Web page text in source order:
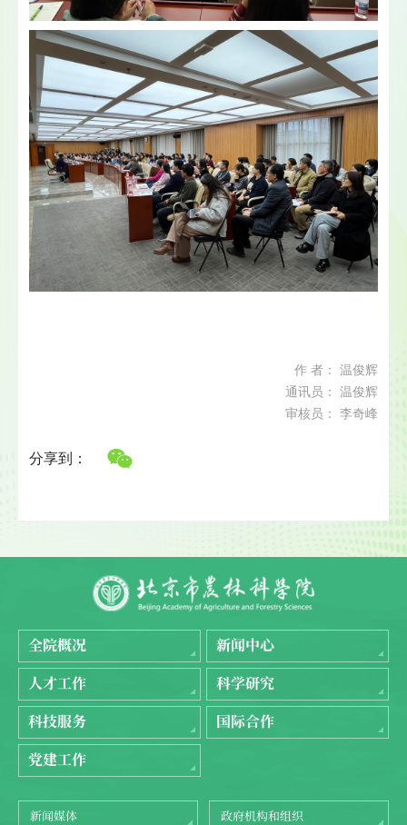
作 者： 温俊辉
通讯员： 温俊辉
审核员： 李奇峰
分享到：
全院概况
新闻中心
人才工作
科学研究
科技服务
国际合作
党建工作
新闻媒体 政府机构和组织